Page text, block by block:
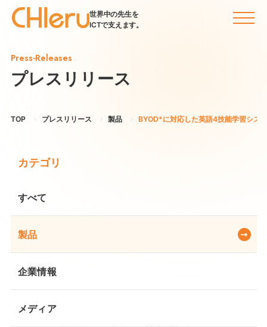
世界中の先生を
ICTで支えます。
Press-Releases
プレスリリース
TOP プレスリリース 製品 BYOD*に対応した英語4技能学習シス
カテゴリ
すべて
製品
企業情報
メディア